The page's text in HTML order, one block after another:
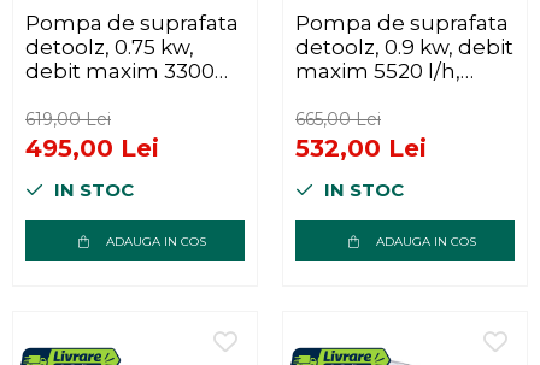
Pompa de suprafata
detoolz, 0.75 kw,
debit maxim 3300
de pompare 45m,
corp pompa inox
619,00 Lei
495,00 Lei
IN STOC
ADAUGA IN COS
Pompa de suprafata
detoolz, 0.9 kw, debit
maxim 5520 l/h,
pompare 50m, corp
pompa fonta
665,00 Lei
532,00 Lei
IN STOC
ADAUGA IN COS